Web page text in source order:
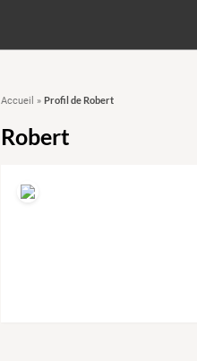
Accueil » Profil de Robert
Robert